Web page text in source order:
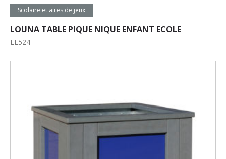
Lire la suite
Scolaire et aires de jeux
LOUNA TABLE PIQUE NIQUE ENFANT ECOLE
EL524